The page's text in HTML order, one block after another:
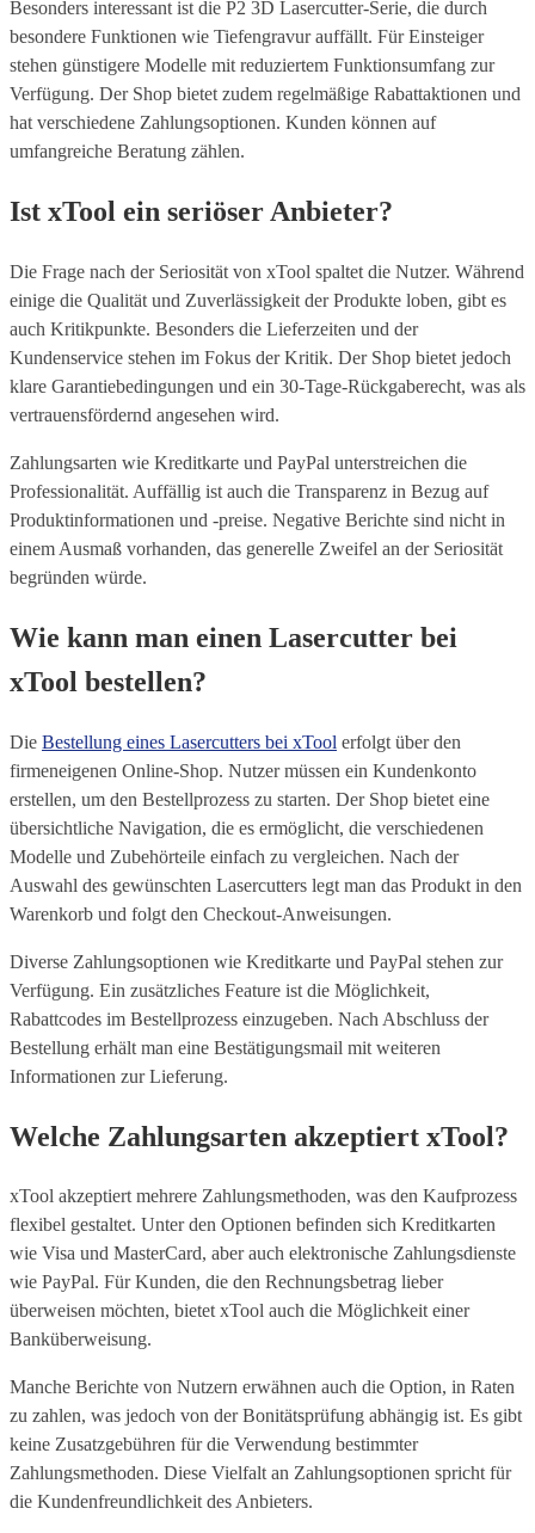
Besonders interessant ist die P2 3D Lasercutter-Serie, die durch
besondere Funktionen wie Tiefengravur auffällt. Für Einsteiger
stehen günstigere Modelle mit reduziertem Funktionsumfang zur
Verfügung. Der Shop bietet zudem regelmäßige Rabattaktionen und
hat verschiedene Zahlungsoptionen. Kunden können auf
umfangreiche Beratung zählen.
Ist xTool ein seriöser Anbieter?
Die Frage nach der Seriosität von xTool spaltet die Nutzer. Während
einige die Qualität und Zuverlässigkeit der Produkte loben, gibt es
auch Kritikpunkte. Besonders die Lieferzeiten und der
Kundenservice stehen im Fokus der Kritik. Der Shop bietet jedoch
klare Garantiebedingungen und ein 30-Tage-Rückgaberecht, was als
vertrauensfördernd angesehen wird.
Zahlungsarten wie Kreditkarte und PayPal unterstreichen die
Professionalität. Auffällig ist auch die Transparenz in Bezug auf
Produktinformationen und -preise. Negative Berichte sind nicht in
einem Ausmaß vorhanden, das generelle Zweifel an der Seriosität
begründen würde.
Wie kann man einen Lasercutter bei
xTool bestellen?
Die Bestellung eines Lasercutters bei xTool erfolgt über den
firmeneigenen Online-Shop. Nutzer müssen ein Kundenkonto
erstellen, um den Bestellprozess zu starten. Der Shop bietet eine
übersichtliche Navigation, die es ermöglicht, die verschiedenen
Modelle und Zubehörteile einfach zu vergleichen. Nach der
Auswahl des gewünschten Lasercutters legt man das Produkt in den
Warenkorb und folgt den Checkout-Anweisungen.
Diverse Zahlungsoptionen wie Kreditkarte und PayPal stehen zur
Verfügung. Ein zusätzliches Feature ist die Möglichkeit,
Rabattcodes im Bestellprozess einzugeben. Nach Abschluss der
Bestellung erhält man eine Bestätigungsmail mit weiteren
Informationen zur Lieferung.
Welche Zahlungsarten akzeptiert xTool?
xTool akzeptiert mehrere Zahlungsmethoden, was den Kaufprozess
flexibel gestaltet. Unter den Optionen befinden sich Kreditkarten
wie Visa und MasterCard, aber auch elektronische Zahlungsdienste
wie PayPal. Für Kunden, die den Rechnungsbetrag lieber
überweisen möchten, bietet xTool auch die Möglichkeit einer
Banküberweisung.
Manche Berichte von Nutzern erwähnen auch die Option, in Raten
zu zahlen, was jedoch von der Bonitätsprüfung abhängig ist. Es gibt
keine Zusatzgebühren für die Verwendung bestimmter
Zahlungsmethoden. Diese Vielfalt an Zahlungsoptionen spricht für
die Kundenfreundlichkeit des Anbieters.